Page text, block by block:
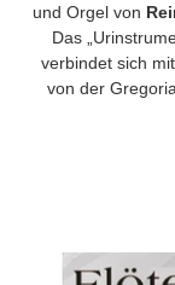
und Orgel von
Das
verbindet sich
von der